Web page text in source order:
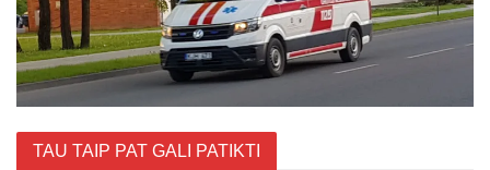
TAU TAIP PAT GALI PATIKTI